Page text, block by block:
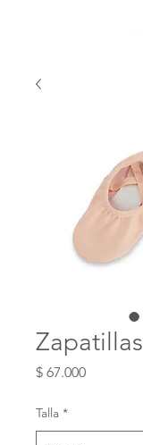
Zapatillas
$ 67.000Precio
Talla *